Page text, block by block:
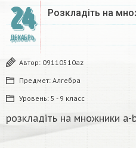
24
ДЕКАБРЬ
Розкладіть на
Автор: 09110510az
Предмет: Алгебра
Уровень: 5 - 9 класс
розкладіть на множники а-